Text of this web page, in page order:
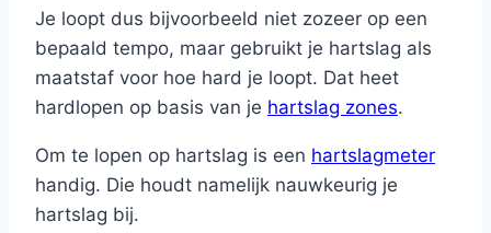
Je loopt dus bijvoorbeeld niet zozeer op een
bepaald tempo, maar gebruikt je hartslag als
maatstaf voor hoe hard je loopt. Dat heet
hardlopen op basis van je hartslag zones.
Om te lopen op hartslag is een hartslagmeter
handig. Die houdt namelijk nauwkeurig je
hartslag bij.